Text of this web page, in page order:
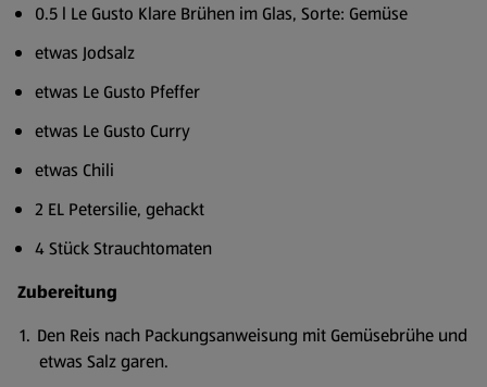
0.5 l Le Gusto Klare Brühen im Glas, Sorte: Gemüse
etwas Jodsalz
etwas Le Gusto Pfeffer
etwas Le Gusto Curry
etwas Chili
2 EL Petersilie, gehackt
4 Stück Strauchtomaten
Zubereitung
Den Reis nach Packungsanweisung mit Gemüsebrühe und
etwas Salz garen.